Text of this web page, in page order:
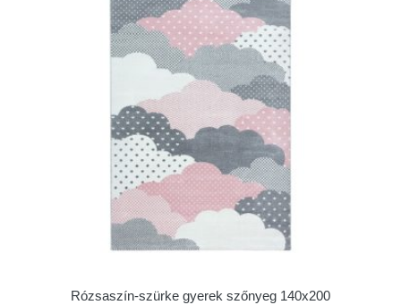
Rózsaszín-szürke gyerek szőnyeg 140x200